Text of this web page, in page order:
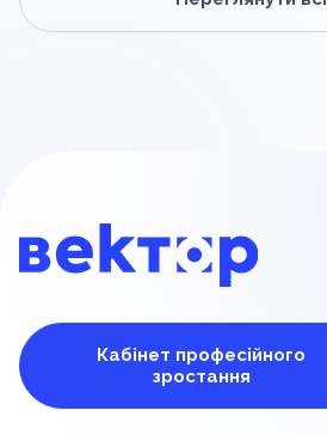
Кабінет професійного
зростання